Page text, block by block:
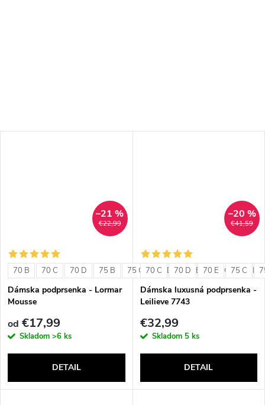
€22,99
–21 %
70 B 70 C 70 D 75 B 75 C 75 D 80 B 80 C 80 D
Dámska podprsenka - Lormar
Mousse
od €17,99
Skladom >6 ks
DETAIL
€41,59
–20 %
70 C 70 D 70 E 75 C
Dámska luxusná podprsenka -
Leilieve 7743
€32,99
Skladom 5 ks
DETAIL